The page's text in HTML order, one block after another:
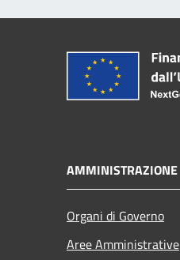
AMMINISTRAZIONE
Organi di Governo
Aree Amministrative